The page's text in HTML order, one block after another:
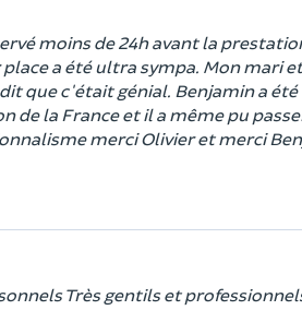
moins de 24h avant la
a été ultra sympa. Mon mari
que c'était génial. Benjamin a
la France et il a même pu
merci Olivier et merci
Très gentils et